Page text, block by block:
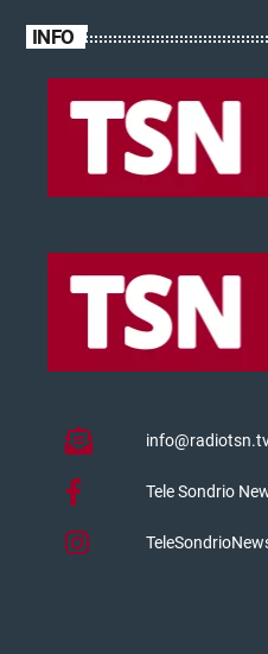
INFO
Tele Sondrio